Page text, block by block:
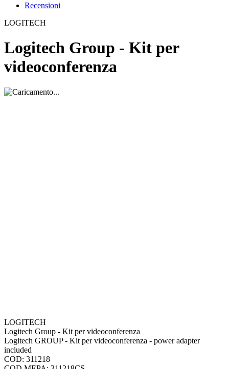
Recensioni
LOGITECH
Logitech Group - Kit per
videoconferenza
LOGITECH
Logitech Group - Kit per videoconferenza
Logitech GROUP - Kit per videoconferenza - power adapter
included
COD: 311218